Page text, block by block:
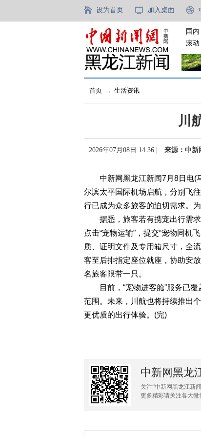
设为首页 加入桌面
国内
滚动
首页 → 生活资讯
川
2026年07月08日 14:36 | 来源：中新
中新网黑龙江新闻7月8日电(马
尔滨太平国际机场启航，分别飞
行已成为众多旅客的迫切需求。
据悉，旅客若有携宠出行需求
点击“宠物运输”，提交“宠物同机
质、证明文件及专用箱尺寸，全
客至后排指定座位就座，协助安
名旅客限带一只。
目前，“宠物进客舱”服务已覆
范围。未来，川航也将持续推出
更优质的出行体验。(完)
中新网黑龙
关注“中新网黑龙江新
更多精彩请关注各大微